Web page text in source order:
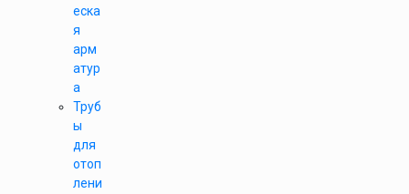
еска
я
арм
атур
а
Труб
ы
для
отоп
лени